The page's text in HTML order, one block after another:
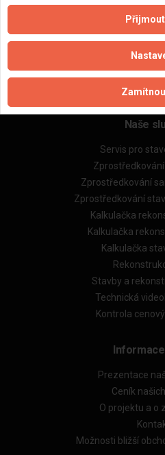
Zpracování a
Zásady pro
Obchodní podmínky
Obchodní
Naše excelové
Naše
Servis pro
Zprostředkování
Zprostředkování
Kalkulačka
Kalkulačka
Kalkulačka
Stavby a
Technická
Kontrola
Prezentace
Ceník
O projektu a o
Možnosti bližší